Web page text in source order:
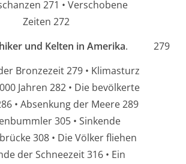
271 • Verschobene
Zeiten 272
und Kelten in Amerika.
279
Bronzezeit 279 • Klimasturz
Jahren 282 • Die bevölkerte
• Absenkung der Meere 289
305 • Sinkende
308 • Die Völker fliehen
der Schneezeit 316 • Ein